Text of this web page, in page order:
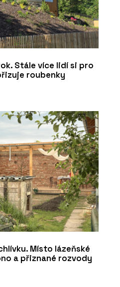
Stále více lidí si pro
roubenky
Místo lázeňské
a přiznané rozvody